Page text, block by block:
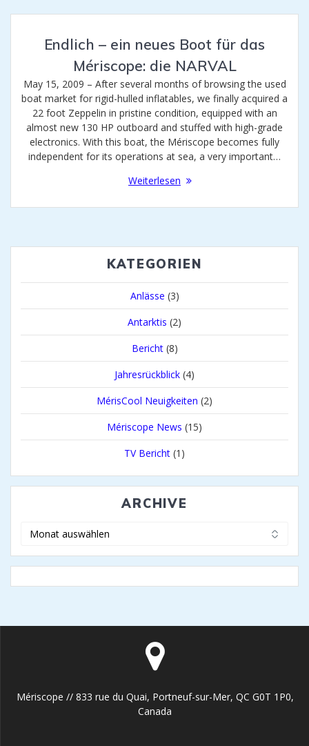
Endlich – ein neues Boot für das
Mériscope: die NARVAL
May 15, 2009 – After several months of browsing the used
boat market for rigid-hulled inflatables, we finally acquired a
22 foot Zeppelin in pristine condition, equipped with an
almost new 130 HP outboard and stuffed with high-grade
electronics. With this boat, the Mériscope becomes fully
independent for its operations at sea, a very important…
Weiterlesen
KATEGORIEN
Anlässe (3)
Antarktis (2)
Bericht(8)
Jahresrückblick (4)
MérisCool Neuigkeiten (2)
Mériscope News (15)
TV Bericht (1)
ARCHIVE
Mériscope // 833 rue du Quai, Portneuf-sur-Mer, QC G0T 1P0,
Canada